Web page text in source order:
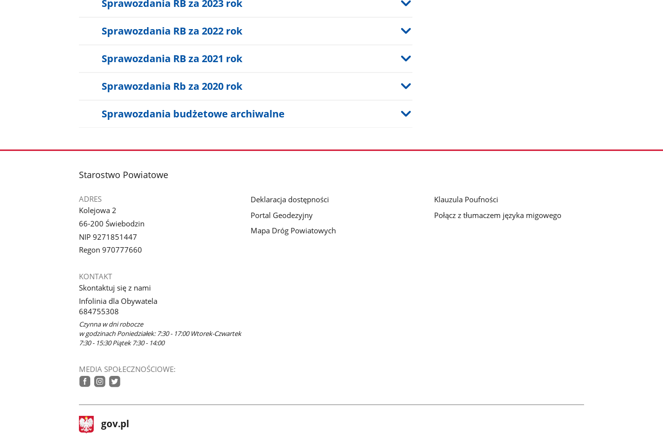
Sprawozdania RB za 2023 rok
Sprawozdania RB za 2022 rok
Sprawozdania RB za 2021 rok
Sprawozdania Rb za 2020 rok
Sprawozdania budżetowe archiwalne
stopka
Starostwo Powiatowe
ADRES
Kolejowa 2
66-200 Świebodzin
NIP 9271851447
Regon 970777660
KONTAKT
Skontaktuj się z nami
Infolinia dla Obywatela
684755308
Czynna w dni robocze
w godzinach Poniedziałek: 7:30 - 17:00 Wtorek-Czwartek
7:30 - 15:30 Piątek 7:30 - 14:00
MEDIA SPOŁECZNOŚCIOWE:
Deklaracja dostępności
Portal Geodezyjny
Mapa Dróg Powiatowych
Klauzula Poufności
Połącz z tłumaczem języka migowego
stopka
gov.pl Strona
gov.pl